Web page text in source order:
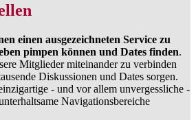
einen ausgezeichneten Service zu
pimpen können und Dates finden.
Mitglieder miteinander zu verbinden
Diskussionen und Dates sorgen.
- und vor allem unvergessliche -
Navigationsbereiche